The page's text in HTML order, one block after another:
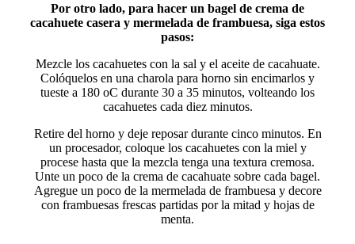
Por otro lado, para hacer un bagel de crema de
cacahuete casera y mermelada de frambuesa, siga estos
pasos:
Mezcle los cacahuetes con la sal y el aceite de cacahuate.
Colóquelos en una charola para horno sin encimarlos y
tueste a 180 oC durante 30 a 35 minutos, volteando los
cacahuetes cada diez minutos.
Retire del horno y deje reposar durante cinco minutos. En
un procesador, coloque los cacahuetes con la miel y
procese hasta que la mezcla tenga una textura cremosa.
Unte un poco de la crema de cacahuate sobre cada bagel.
Agregue un poco de la mermelada de frambuesa y decore
con frambuesas frescas partidas por la mitad y hojas de
menta.